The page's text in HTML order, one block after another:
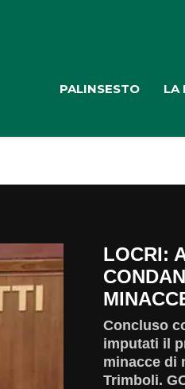
PALINSESTO LA
LOCRI:
Concluso
imputati il
minacce di
Trimboli.